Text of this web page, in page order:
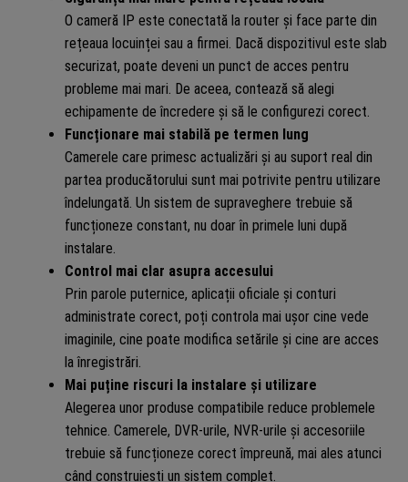
O cameră IP este conectată la router și face parte din
rețeaua locuinței sau a firmei. Dacă dispozitivul este slab
securizat, poate deveni un punct de acces pentru
probleme mai mari. De aceea, contează să alegi
echipamente de încredere și să le configurezi corect.
Funcționare mai stabilă pe termen lung
Camerele care primesc actualizări și au suport real din
partea producătorului sunt mai potrivite pentru utilizare
îndelungată. Un sistem de supraveghere trebuie să
funcționeze constant, nu doar în primele luni după
instalare.
Control mai clar asupra accesului
Prin parole puternice, aplicații oficiale și conturi
administrate corect, poți controla mai ușor cine vede
imaginile, cine poate modifica setările și cine are acces
la înregistrări.
Mai puține riscuri la instalare și utilizare
Alegerea unor produse compatibile reduce problemele
tehnice. Camerele, DVR-urile, NVR-urile și accesoriile
trebuie să funcționeze corect împreună, mai ales atunci
când construiești un sistem complet.